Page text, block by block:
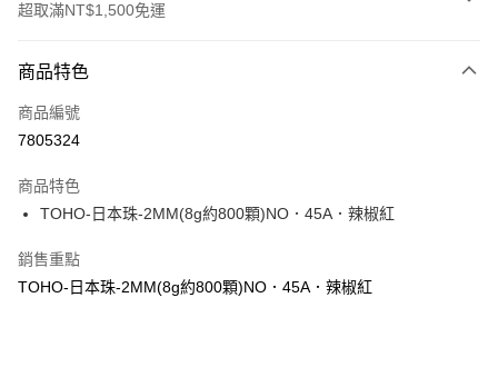
超取滿NT$1,500免運
信用卡一次付款
超商取貨付款
街口支付
悠遊付
商品特色
商品編號
7805324
商品特色
TOHO-日本珠-2MM(8g約800顆)NO．45A．辣椒紅
銷售重點
TOHO-日本珠-2MM(8g約800顆)NO．45A．辣椒紅